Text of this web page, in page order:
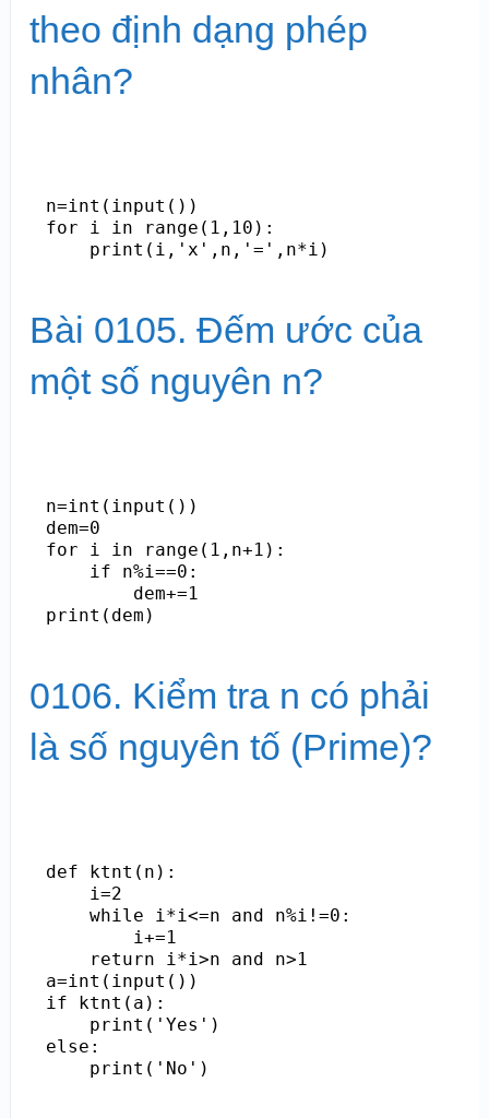
theo định dạng phép
nhân?
n=int(input())
for i in range(1,10):
    print(i,'x',n,'=',n*i)
Bài 0105. Đếm ước của
một số nguyên n?
n=int(input())
dem=0
for i in range(1,n+1):
    if n%i==0:
        dem+=1
0106. Kiểm tra n có phải
là số nguyên tố (Prime)?
def ktnt(n):
    i=2
    while i*i<=n and n%i!=0:
        i+=1
    return i*i>n and n>1
a=int(input())
if ktnt(a):
    print('Yes')
else:
    print('No')